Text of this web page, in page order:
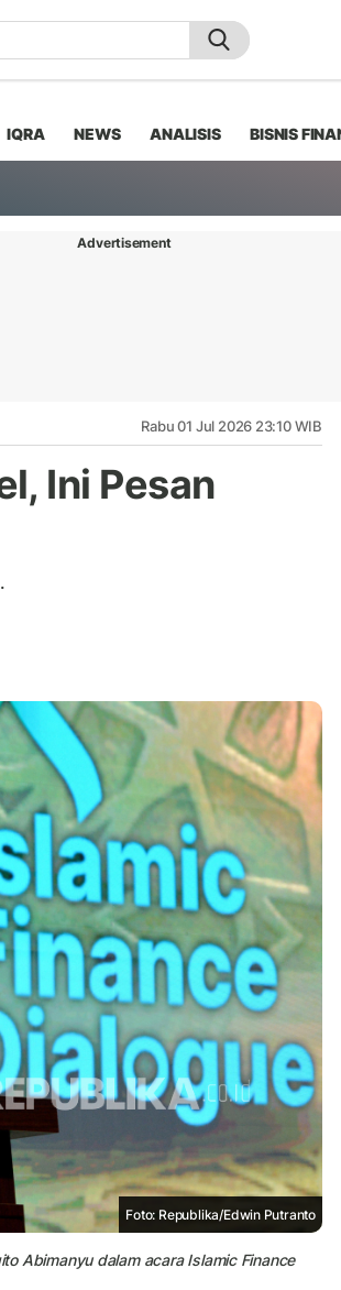
IQRA NEWS ANALISIS BISNIS
Advertisement
Rabu 01 Jul 2026 23:10 WIB
Ini Pesan
Foto: Republika/Edwin Putranto
Abimanyu dalam acara Islamic Finance